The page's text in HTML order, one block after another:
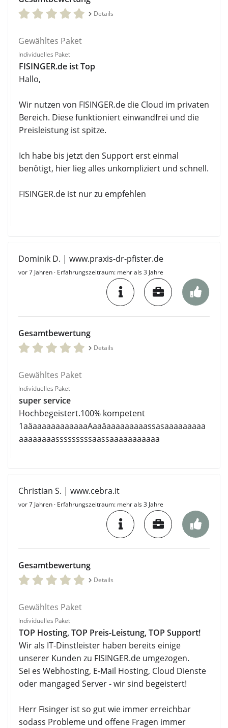
Details
Gewähltes Paket
Individuelles Paket
FISINGER.de ist Top
Hallo,
Wir nutzen von FISINGER.de die Cloud im privaten
Bereich. Diese funktioniert einwandfrei und die
Preisleistung ist spitze.
Ich habe bis jetzt den Support erst einmal
benötigt, hier lieg alles unkompliziert und schnell.
FISINGER.de ist nur zu empfehlen
Dominik D. | www.praxis-dr-pfister.de
vor 7 Jahren · Erfahrungszeitraum: mehr als 3 Jahre
Gesamtbewertung
Details
Gewähltes Paket
Individuelles Paket
super service
Hochbegeistert.100% kompetent
1aäaaaaaaaaaaaaAaaäaaaaaaaaassasaaaaaaaaa
aaaaaaaasssssssssaassaaaaaaaaaaa
Christian S. | www.cebra.it
vor 7 Jahren · Erfahrungszeitraum: mehr als 3 Jahre
Gesamtbewertung
Details
Gewähltes Paket
Individuelles Paket
TOP Hosting, TOP Preis-Leistung, TOP Support!
Wir als IT-Dinstleister haben bereits einige
unserer Kunden zu FISINGER.de umgezogen.
Sei es Webhosting, E-Mail Hosting, Cloud Dienste
oder mangaged Server - wir sind begeistert!
Herr Fisinger ist so gut wie immer erreichbar
sodass Probleme und offene Fragen immer